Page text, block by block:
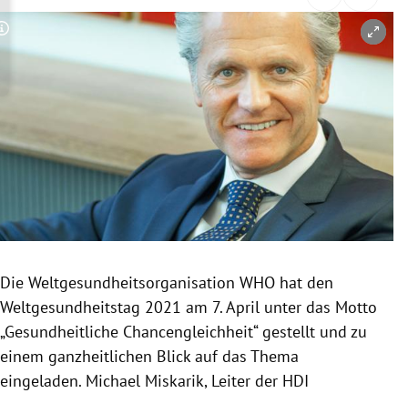
Untermenü
Untermenü
Untermenü
Untermenü
Copyright-Hinweis öffnen/schließen
Die Weltgesundheitsorganisation WHO hat den
Weltgesundheitstag 2021 am 7. April unter das Motto
„Gesundheitliche Chancengleichheit“ gestellt und zu
einem ganzheitlichen Blick auf das Thema
eingeladen. Michael Miskarik, Leiter der HDI